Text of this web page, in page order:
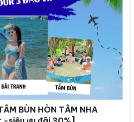
BÙN HÒN TẰM NHA